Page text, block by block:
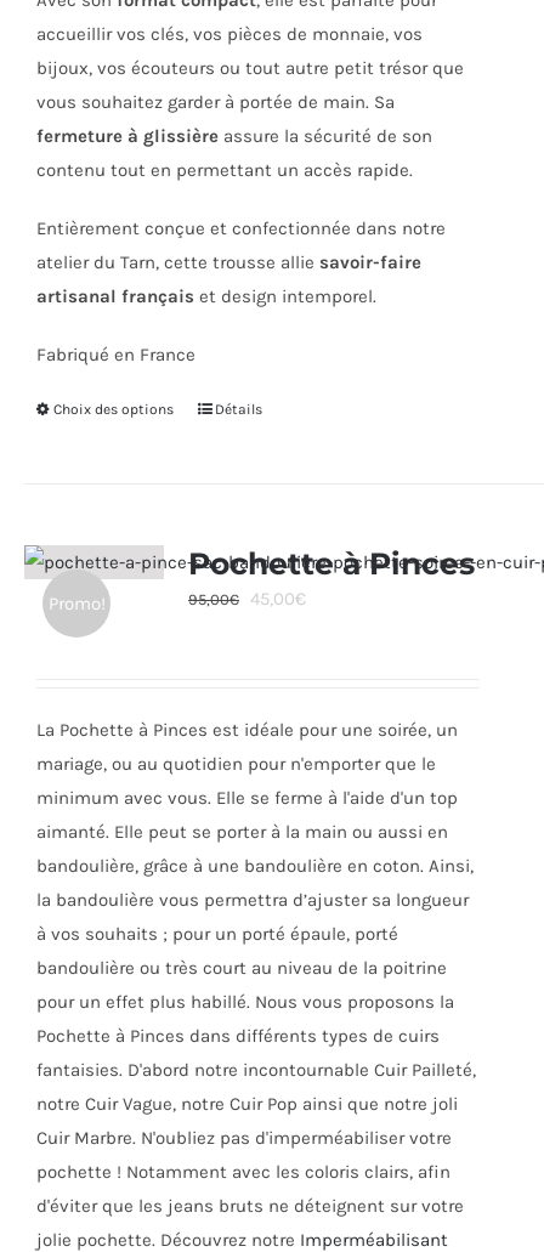
accueillir vos clés, vos pièces de monnaie, vos
bijoux, vos écouteurs ou tout autre petit trésor que
vous souhaitez garder à portée de main. Sa
fermeture à glissière assure la sécurité de son
contenu tout en permettant un accès rapide.
Entièrement conçue et confectionnée dans notre
atelier du Tarn, cette trousse allie savoir-faire
artisanal français et design intemporel.
Fabriqué en France
Choix des options
Ce
variations.
Les
choisies
sur
du
Détails
Promo!
Pochette à Pinces
95,00€
Le
95,00€.
45,00€Le
45,00€.
La Pochette à Pinces est idéale pour une soirée, un
mariage, ou au quotidien pour n'emporter que le
minimum avec vous. Elle se ferme à l'aide d'un top
aimanté. Elle peut se porter à la main ou aussi en
bandoulière, grâce à une bandoulière en coton. Ainsi,
la bandoulière vous permettra d’ajuster sa longueur
à vos souhaits ; pour un porté épaule, porté
bandoulière ou très court au niveau de la poitrine
pour un effet plus habillé. Nous vous proposons la
Pochette à Pinces dans différents types de cuirs
fantaisies. D'abord notre incontournable Cuir Pailleté,
notre Cuir Vague, notre Cuir Pop ainsi que notre joli
Cuir Marbre. N'oubliez pas d'imperméabiliser votre
pochette ! Notamment avec les coloris clairs, afin
d'éviter que les jeans bruts ne déteignent sur votre
jolie pochette. Découvrez notre Imperméabilisant